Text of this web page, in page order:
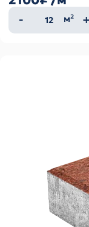
Количество
товара
м²